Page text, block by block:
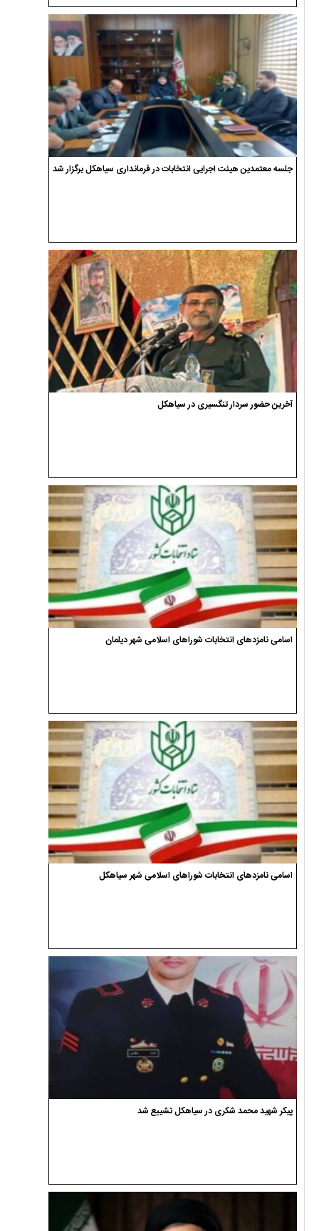
جلسه معتمدین هیئت اجرایی انتخابات در فرمانداری سیاهکل برگزار شد
آخرین حضور سردار تنگسیری در سیاهکل
اسامی نامزدهای انتخابات شوراهای اسلامی شهر دیلمان
اسامی نامزدهای انتخابات شوراهای اسلامی شهر سیاهکل
پیکر شهید محمد شکری در سیاهکل تشییع شد